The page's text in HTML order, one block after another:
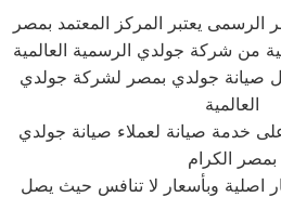
يعتبر المركز المعتمد بمصر
من شركة جولدي الرسمية العالمية
صيانة جولدي بمصر لشركة جولدي
العالمية
خدمة صيانة لعملاء صيانة جولدي
بمصر الكرام
اصلية وبأسعار لا تنافس حيث يصل